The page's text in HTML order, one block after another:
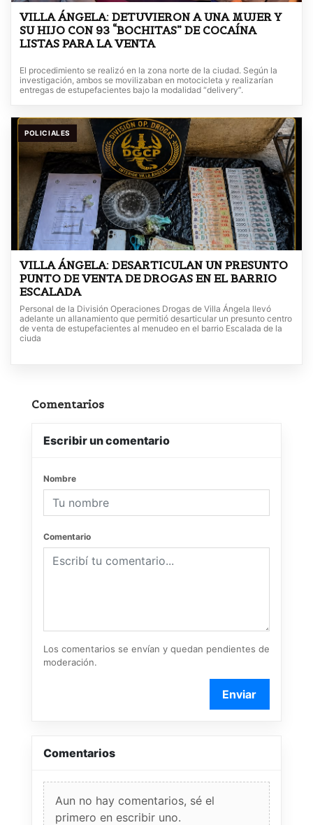
VILLA ÁNGELA: DETUVIERON A UNA MUJER Y
SU HIJO CON 93 “BOCHITAS” DE COCAÍNA
LISTAS PARA LA VENTA
El procedimiento se realizó en la zona norte de la ciudad. Según la
investigación, ambos se movilizaban en motocicleta y realizarían
entregas de estupefacientes bajo la modalidad “delivery”.
POLICIALES
VILLA ÁNGELA: DESARTICULAN UN PRESUNTO
PUNTO DE VENTA DE DROGAS EN EL BARRIO
ESCALADA
Personal de la División Operaciones Drogas de Villa Ángela llevó
adelante un allanamiento que permitió desarticular un presunto centro
de venta de estupefacientes al menudeo en el barrio Escalada de la
ciuda
Comentarios
Escribir un comentario
Nombre
Comentario
Los comentarios se envían y quedan pendientes de
moderación.
Enviar
Comentarios
Aun no hay comentarios, sé el
primero en escribir uno.